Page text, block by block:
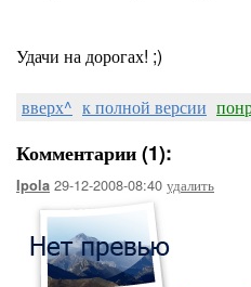
Удачи на дорогах! ;)
вверх^ к полной версии
Комментарии (1):
Ipola 29-12-2008-08:40 удалить